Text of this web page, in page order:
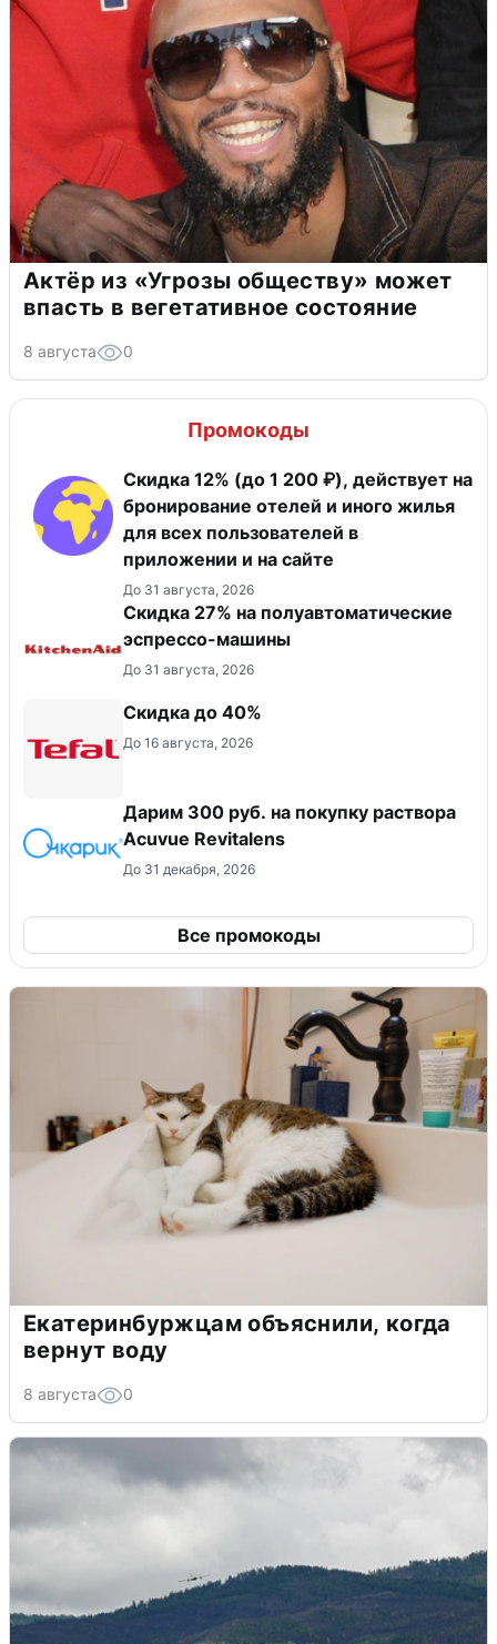
Актёр из «Угрозы обществу» может
впасть в вегетативное состояние
8 августа 0
Промокоды
Скидка 12% (до 1 200 ₽), действует на
бронирование отелей и иного жилья
для всех пользователей в
приложении и на сайте
До 31 августа, 2026
Скидка 27% на полуавтоматические
эспрессо-машины
До 31 августа, 2026
Скидка до 40%
До 16 августа, 2026
Дарим 300 руб. на покупку раствора
Acuvue Revitalens
До 31 декабря, 2026
Все промокоды
Екатеринбуржцам объяснили, когда
вернут воду
8 августа 0